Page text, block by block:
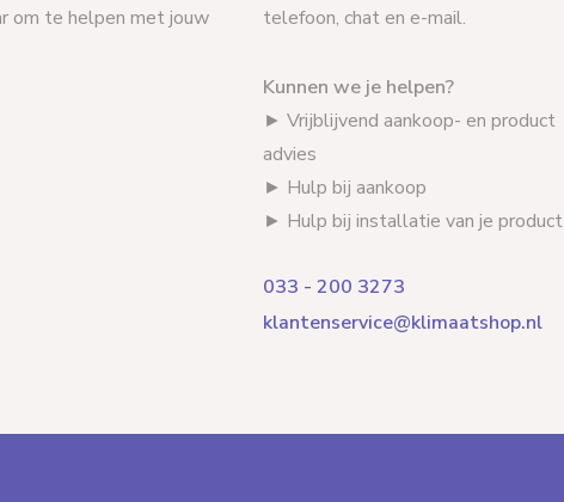
om te helpen met jouw
telefoon, chat en e-mail.
Kunnen we je helpen?
► Vrijblijvend aankoop- en product
advies
► Hulp bij aankoop
► Hulp bij installatie van je product
033 - 200 3273
klantenservice@klimaatshop.nl